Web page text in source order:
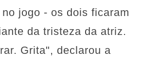
jogo - os dois ficaram
da tristeza da atriz.
Grita", declarou a